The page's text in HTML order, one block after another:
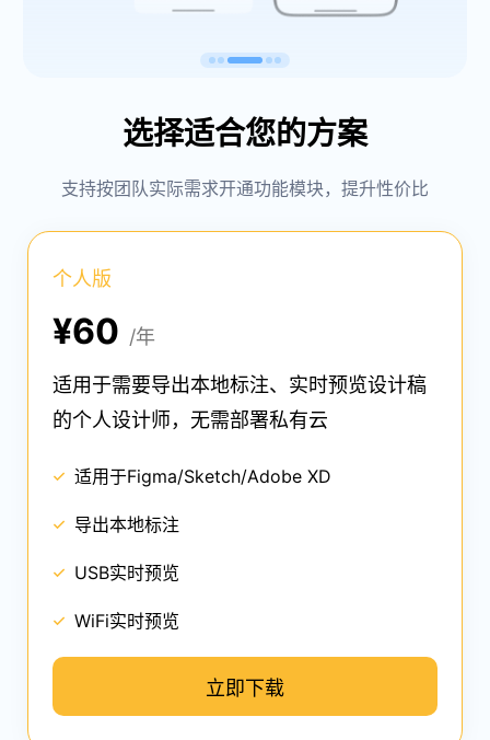
选择适合您的方案
支持按团队实际需求开通功能模块，提升性价比
个人版
¥60 /年
适用于需要导出本地标注、实时预览设计稿
的个人设计师，无需部署私有云
适用于Figma/Sketch/Adobe XD
导出本地标注
USB实时预览
WiFi实时预览
立即下载